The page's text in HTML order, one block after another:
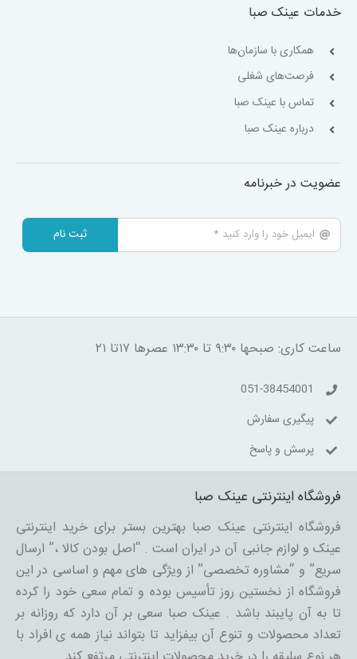
خدمات عینک صبا
همکاری با سازمان‌ها
فرصت‌های شغلی
تماس با عینک صبا
درباره عینک صبا
عضویت در خبرنامه
ثبت نام
ساعت کاری: صبحها ۹:۳۰ تا ۱۳:۳۰ عصرها ۱۷تا ۲۱
051-38454001
پیگیری سفارش
پرسش و پاسخ
فروشگاه اینترنتی عینک صبا
فروشگاه اینترنتی عینک صبا بهترین بستر برای خرید اینترنتی
عینک و لوازم جانبی آن در ایران است . “اصل بودن کالا ،” ارسال
سریع” و “مشاوره تخصصی” از ویژگی های مهم و اساسی در این
فروشگاه از نخستین روز تأسیس بوده و تمام سعی خود را کرده
تا به آن پایبند باشد . عینک صبا سعی بر آن دارد که روزانه بر
تعداد محصولات و تنوع آن بیفزاید تا بتواند نیاز همه ی افراد با